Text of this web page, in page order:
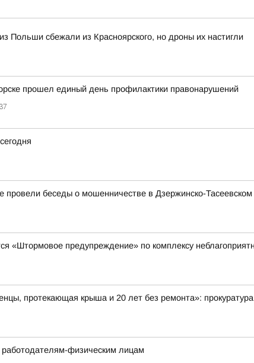
Польши сбежали из Красноярского, но дроны их настигли
прошел единый день профилактики правонарушений
провели беседы о мошенничестве в Дзержинско-
«Штормовое предупреждение» по комплексу
протекающая крыша и 20 лет без ремонта»:
физическим лицам